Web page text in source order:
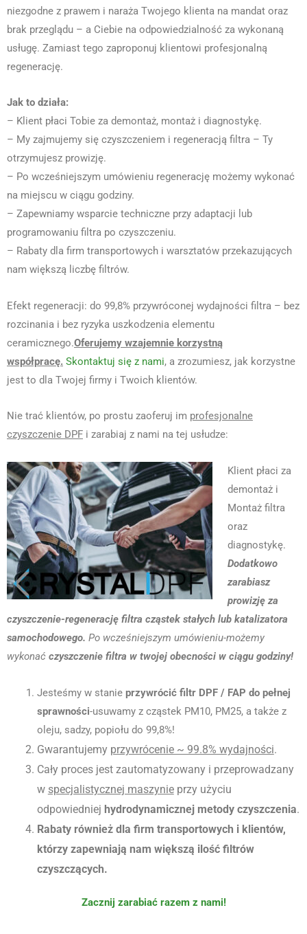
niezgodne z prawem i naraża Twojego klienta na mandat oraz
brak przeglądu – a Ciebie na odpowiedzialność za wykonaną
usługę. Zamiast tego zaproponuj klientowi profesjonalną
regenerację.
Jak to działa:
– Klient płaci Tobie za demontaż, montaż i diagnostykę.
– My zajmujemy się czyszczeniem i regeneracją filtra – Ty
otrzymujesz prowizję.
– Po wcześniejszym umówieniu regenerację możemy wykonać
na miejscu w ciągu godziny.
– Zapewniamy wsparcie techniczne przy adaptacji lub
programowaniu filtra po czyszczeniu.
– Rabaty dla firm transportowych i warsztatów przekazujących
nam większą liczbę filtrów.
Efekt regeneracji: do 99,8% przywróconej wydajności filtra – bez
rozcinania i bez ryzyka uszkodzenia elementu
ceramicznego.Oferujemy wzajemnie korzystną
współpracę. Skontaktuj się z nami, a zrozumiesz, jak korzystne
jest to dla Twojej firmy i Twoich klientów.
Nie trać klientów, po prostu zaoferuj im profesjonalne
czyszczenie DPF i zarabiaj z nami na tej usłudze:
Klient płaci za
demontaż i
Montaż filtra
oraz
diagnostykę.
Dodatkowo
zarabiasz
prowizję za
czyszczenie-regenerację filtra cząstek stałych lub katalizatora
samochodowego. Po wcześniejszym umówieniu-możemy
wykonać czyszczenie filtra w twojej obecności w ciągu godziny!
Jesteśmy w stanie przywrócić filtr DPF / FAP do pełnej
sprawności-usuwamy z cząstek PM10, PM25, a także z
oleju, sadzy, popiołu do 99,8%!
Gwarantujemy przywrócenie ~ 99.8% wydajności.
Cały proces jest zautomatyzowany i przeprowadzany
w specjalistycznej maszynieprzy użyciu
odpowiedniej hydrodynamicznej metody czyszczenia.
Rabaty również dla firm transportowych i klientów,
którzy zapewniają nam większą ilość filtrów
czyszczących.
Zacznij zarabiać razem z nami!